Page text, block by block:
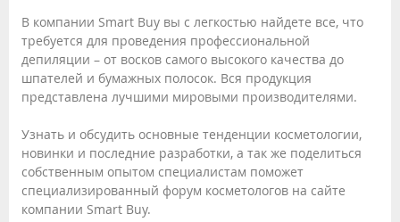
В компании Smart Buy вы с легкостью найдете все, что
требуется для проведения профессиональной
депиляции – от восков самого высокого качества до
шпателей и бумажных полосок. Вся продукция
представлена лучшими мировыми производителями.
Узнать и обсудить основные тенденции косметологии,
новинки и последние разработки, а так же поделиться
собственным опытом специалистам поможет
специализированный форум косметологов на сайте
компании Smart Buy.